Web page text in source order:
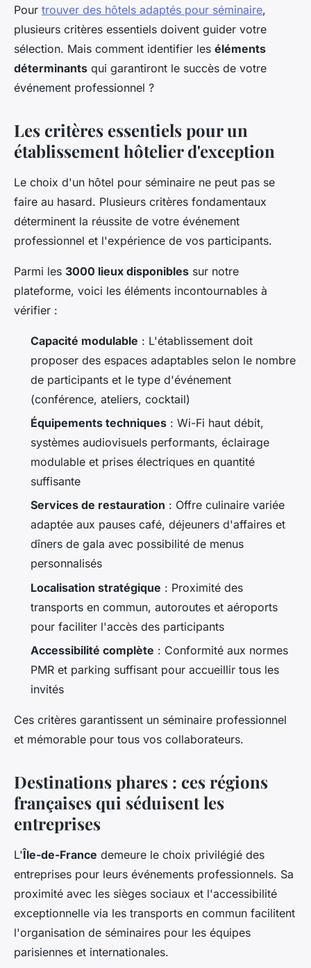
Pour trouver des hôtels adaptés pour séminaire,
plusieurs critères essentiels doivent guider votre
sélection. Mais comment identifier les éléments
déterminants qui garantiront le succès de votre
événement professionnel ?
Les critères essentiels pour un
établissement hôtelier d'exception
Le choix d'un hôtel pour séminaire ne peut pas se
faire au hasard. Plusieurs critères fondamentaux
déterminent la réussite de votre événement
professionnel et l'expérience de vos participants.
Parmi les 3000 lieux disponibles sur notre
plateforme, voici les éléments incontournables à
vérifier :
Capacité modulable : L'établissement doit
proposer des espaces adaptables selon le nombre
de participants et le type d'événement
(conférence, ateliers, cocktail)
Équipements techniques : Wi-Fi haut débit,
systèmes audiovisuels performants, éclairage
modulable et prises électriques en quantité
suffisante
Services de restauration : Offre culinaire variée
adaptée aux pauses café, déjeuners d'affaires et
dîners de gala avec possibilité de menus
personnalisés
Localisation stratégique : Proximité des
transports en commun, autoroutes et aéroports
pour faciliter l'accès des participants
Accessibilité complète : Conformité aux normes
PMR et parking suffisant pour accueillir tous les
invités
Ces critères garantissent un séminaire professionnel
et mémorable pour tous vos collaborateurs.
Destinations phares : ces régions
françaises qui séduisent les
entreprises
L'Île-de-France demeure le choix privilégié des
entreprises pour leurs événements professionnels. Sa
proximité avec les sièges sociaux et l'accessibilité
exceptionnelle via les transports en commun facilitent
l'organisation de séminaires pour les équipes
parisiennes et internationales.